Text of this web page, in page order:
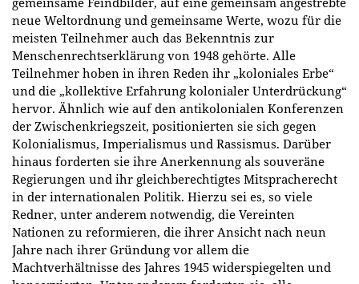
neue Weltordnung und gemeinsame Werte, wozu für die
meisten Teilnehmer auch das Bekenntnis zur
Menschenrechtserklärung von 1948 gehörte. Alle
Teilnehmer hoben in ihren Reden ihr „koloniales Erbe“
und die „kollektive Erfahrung kolonialer Unterdrückung“
hervor. Ähnlich wie auf den antikolonialen Konferenzen
der Zwischenkriegszeit, positionierten sie sich gegen
Kolonialismus, Imperialismus und Rassismus. Darüber
hinaus forderten sie ihre Anerkennung als souveräne
Regierungen und ihr gleichberechtigtes Mitspracherecht
in der internationalen Politik. Hierzu sei es, so viele
Redner, unter anderem notwendig, die Vereinten
Nationen zu reformieren, die ihrer Ansicht nach neun
Jahre nach ihrer Gründung vor allem die
Machtverhältnisse des Jahres 1945 widerspiegelten und